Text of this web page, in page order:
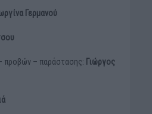
Γερμανού
προβών – παράστασης: Γιώργος